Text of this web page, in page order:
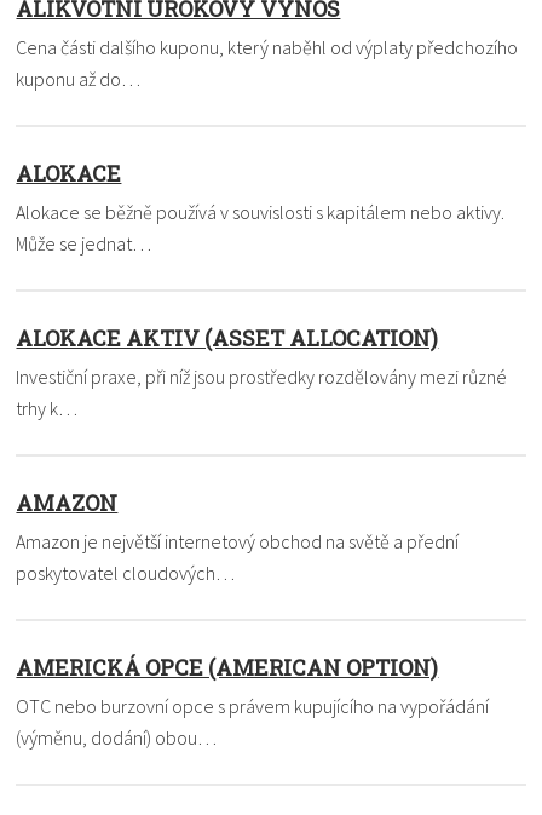
ALIKVOTNÍ ÚROKOVÝ VÝNOS
Cena části dalšího kuponu, který naběhl od výplaty předchozího
kuponu až do…
ALOKACE
Alokace se běžně používá v souvislosti s kapitálem nebo aktivy.
Může se jednat…
ALOKACE AKTIV (ASSET ALLOCATION)
Investiční praxe, při níž jsou prostředky rozdělovány mezi různé
trhy k…
AMAZON
Amazon je největší internetový obchod na světě a přední
poskytovatel cloudových…
AMERICKÁ OPCE (AMERICAN OPTION)
OTC nebo burzovní opce s právem kupujícího na vypořádání
(výměnu, dodání) obou…